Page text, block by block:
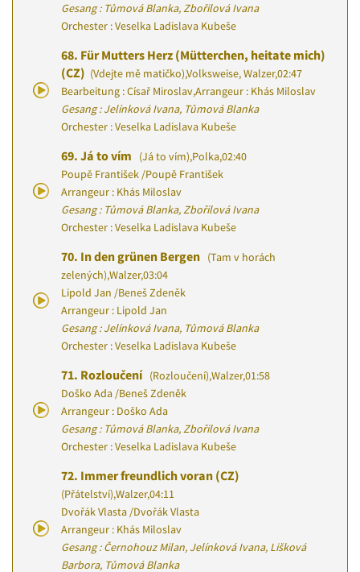
Gesang : Tůmová Blanka, Zbořilová Ivana
Orchester : Veselka Ladislava Kubeše
68. Für Mutters Herz (Mütterchen, heitate mich)
(CZ) (Vdejte mě matičko),Volksweise, Walzer,02:47
Bearbeitung : Císař Miroslav,Arrangeur : Khás Miloslav
Gesang : Jelínková Ivana, Tůmová Blanka
Orchester : Veselka Ladislava Kubeše
69. Já to vím (Já to vím),Polka,02:40
Poupě František /Poupě František
Arrangeur : Khás Miloslav
Gesang : Tůmová Blanka, Zbořilová Ivana
Orchester : Veselka Ladislava Kubeše
70. In den grünen Bergen (Tam v horách
zelených),Walzer,03:04
Lipold Jan /Beneš Zdeněk
Arrangeur : Lipold Jan
Gesang : Jelínková Ivana, Tůmová Blanka
Orchester : Veselka Ladislava Kubeše
71. Rozloučení (Rozloučení),Walzer,01:58
Doško Ada /Beneš Zdeněk
Arrangeur : Doško Ada
Gesang : Tůmová Blanka, Zbořilová Ivana
Orchester : Veselka Ladislava Kubeše
72. Immer freundlich voran (CZ)
(Přátelství),Walzer,04:11
Dvořák Vlasta /Dvořák Vlasta
Arrangeur : Khás Miloslav
Gesang : Černohouz Milan, Jelínková Ivana, Lišková
Barbora, Tůmová Blanka